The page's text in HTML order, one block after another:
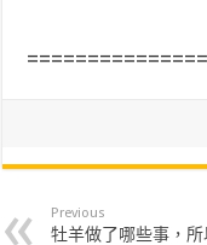
Previous
牡羊做了哪些事，